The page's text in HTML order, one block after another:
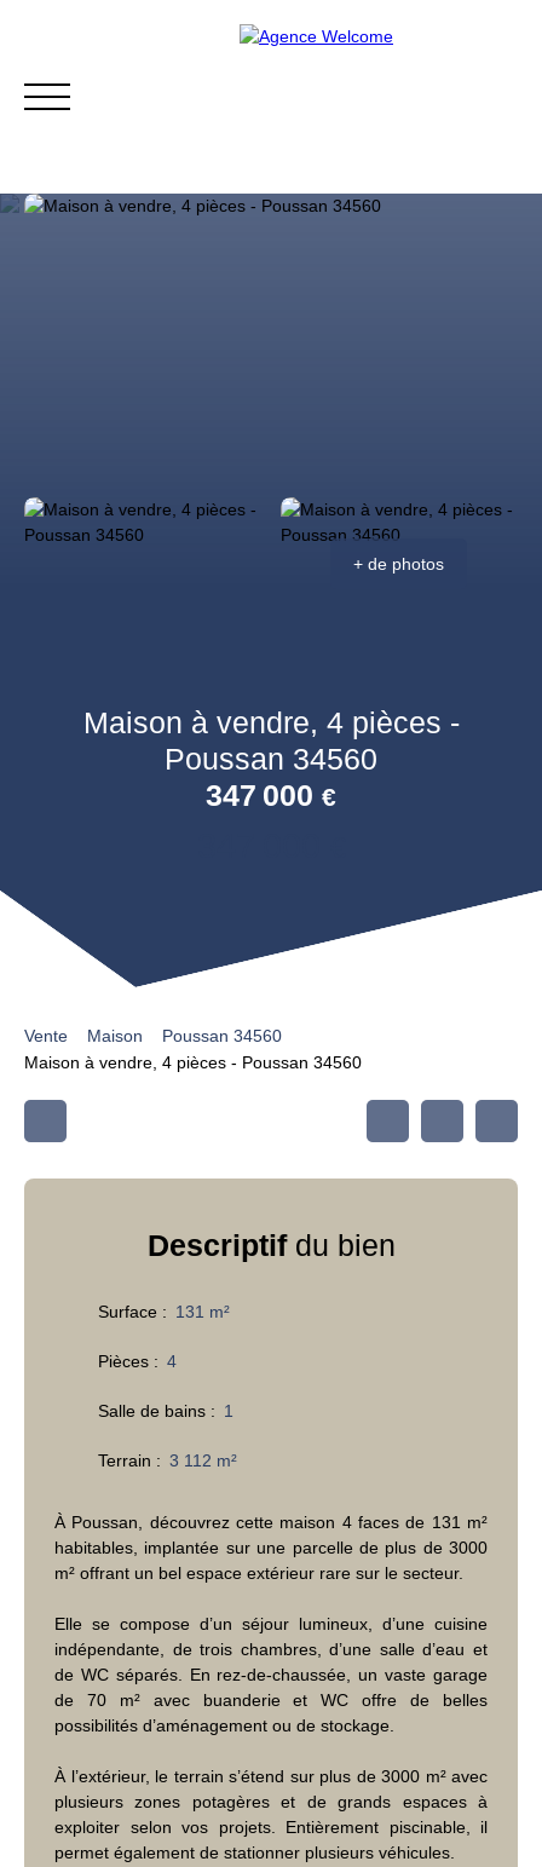
+ de photos
Maison à vendre, 4 pièces -
Poussan 34560
347 000 €
Vente Maison
Poussan 34560
Maison à vendre, 4 pièces - Poussan 34560
Descriptifdu bien
Surface : 131 m²
Pièces : 4
Salle de bains : 1
Terrain : 3 112 m²
À Poussan, découvrez cette maison 4 faces de 131 m²
habitables, implantée sur une parcelle de plus de 3000
m² offrant un bel espace extérieur rare sur le secteur.
Elle se compose d’un séjour lumineux, d’une cuisine
indépendante, de trois chambres, d’une salle d’eau et
de WC séparés. En rez-de-chaussée, un vaste garage
de 70 m² avec buanderie et WC offre de belles
possibilités d’aménagement ou de stockage.
À l’extérieur, le terrain s’étend sur plus de 3000 m² avec
plusieurs zones potagères et de grands espaces à
exploiter selon vos projets. Entièrement piscinable, il
permet également de stationner plusieurs véhicules.